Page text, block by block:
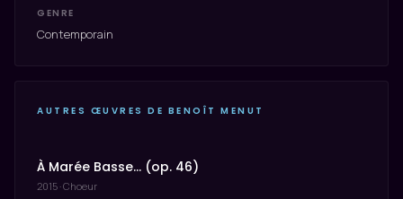
GENRE
Contemporain
AUTRES ŒUVRES DE BENOÎT MENUT
À Marée Basse… (op. 46)
2015 · Choeur